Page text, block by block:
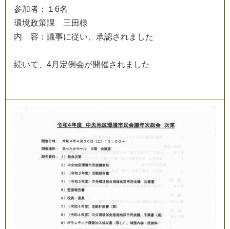
参加者 ： １ 6名
環境政策課 三田様
内
容 ： 議事に従い 承認さ れま した
続いて 4月 定例会が開催さ れま した